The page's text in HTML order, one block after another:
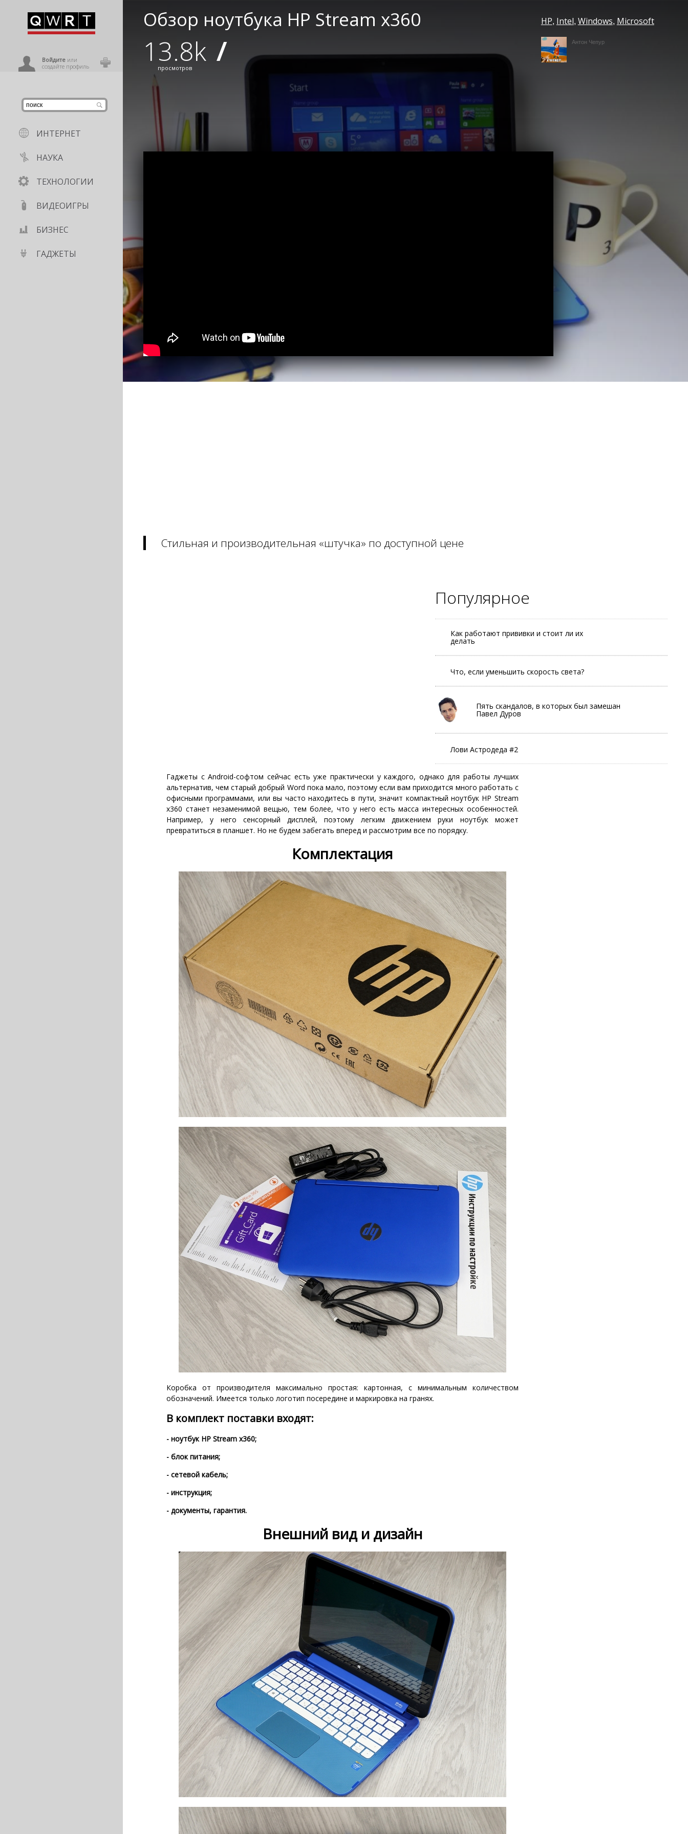
Войдитеили
создайте профиль
ИНТЕРНЕТ
НАУКА
ТЕХНОЛОГИИ
ВИДЕОИГРЫ
БИЗНЕС
ГАДЖЕТЫ
Обзор ноутбука HP Stream x360
13.8k
просмотров /
HP, Intel, Windows, Microsoft
Антон Чепур
Стильная и производительная «штучка» по доступной цене
Популярное
Как работают прививки и стоит ли их
делать
Что, если уменьшить скорость света?
Пять скандалов, в которых был замешан
Павел Дуров
Лови Астродеда #2
Гаджеты с Android-софтом сейчас есть уже практически у каждого, однако для работы лучших
альтернатив, чем старый добрый Word пока мало, поэтому если вам приходится много работать с
офисными программами, или вы часто находитесь в пути, значит компактный ноутбук HP Stream
x360 станет незаменимой вещью, тем более, что у него есть масса интересных особенностей.
Например, у него сенсорный дисплей, поэтому легким движением руки ноутбук может
превратиться в планшет. Но не будем забегать вперед и рассмотрим все по порядку.
Комплектация
Коробка от производителя максимально простая: картонная, с минимальным количеством
обозначений. Имеется только логотип посередине и маркировка на гранях.
В комплект поставки входят:
- ноутбук HP Stream x360;
- блок питания;
- сетевой кабель;
- инструкция;
- документы, гарантия.
Внешний вид и дизайн